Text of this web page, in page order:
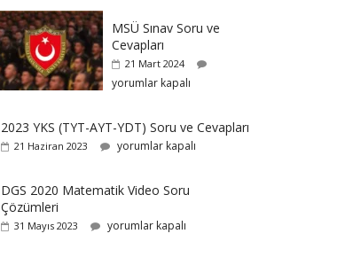
MSÜ Sınav Soru ve
Cevapları
21 Mart 2024
yorumlar kapalı
2023 YKS (TYT-AYT-YDT) Soru ve Cevapları
21 Haziran 2023 yorumlar kapalı
DGS 2020 Matematik Video Soru
Çözümleri
31 Mayıs 2023 yorumlar kapalı